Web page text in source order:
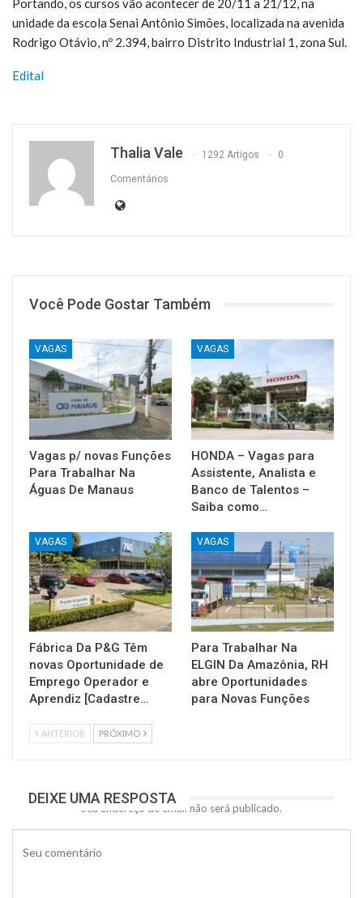
Portando, os cursos vão acontecer de 20/11 a 21/12, na
unidade da escola Senai Antônio Simões, localizada na avenida
Rodrigo Otávio, nº 2.394, bairro Distrito Industrial 1, zona Sul.
Edital
Thalia Vale 1292 Artigos 0
Comentários
Você Pode Gostar Também
VAGAS
Vagas p/ novas Funções
Para Trabalhar Na
Águas De Manaus
VAGAS
HONDA – Vagas para
Assistente, Analista e
Banco de Talentos –
Saiba como…
VAGAS
Fábrica Da P&G Têm
novas Oportunidade de
Emprego Operador e
Aprendiz [Cadastre…
VAGAS
Para Trabalhar Na
ELGIN Da Amazônia, RH
abre Oportunidades
para Novas Funções
ANTERIOR PRÓXIMO
DEIXE UMA RESPOSTA
Seu endereço de email não será publicado.